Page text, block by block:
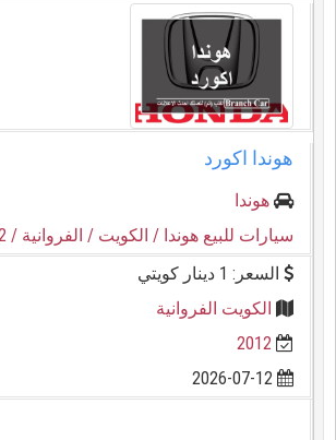
هوندا اكورد
هوندا
سيارات للبيع هوندا / الكويت / الفروانية / 2012
السعر: 1 دينار كويتي
الكويت الفروانية
2012